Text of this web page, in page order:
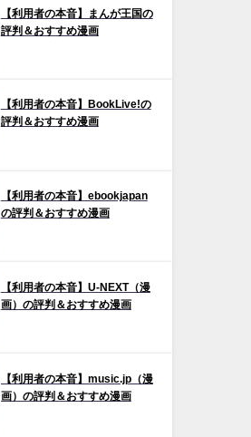
【利用者の本音】まんが王国の
評判＆おすすめ漫画
【利用者の本音】BookLive!の
評判＆おすすめ漫画
【利用者の本音】ebookjapan
の評判＆おすすめ漫画
【利用者の本音】U-NEXT（漫
画）の評判＆おすすめ漫画
【利用者の本音】music.jp（漫
画）の評判＆おすすめ漫画